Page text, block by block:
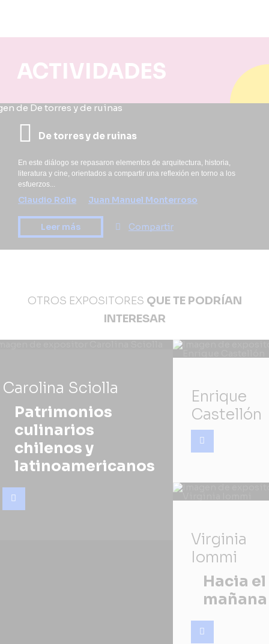
ACTIVIDADES
De torres y de ruinas
En este diálogo se repasaron elementos de arquitectura, historia,
literatura y cine, orientados a compartir una reflexión en torno a los
esfuerzos...
Claudio Rolle Juan Manuel Monterroso
Leer más Compartir
OTROS EXPOSITORES QUE TE PODRÍAN
INTERESAR
Carolina Sciolla
Patrimonios
culinarios
chilenos y
latinoamericanos
Enrique
Castellón
Virginia
Iommi
Hacia el
mañana